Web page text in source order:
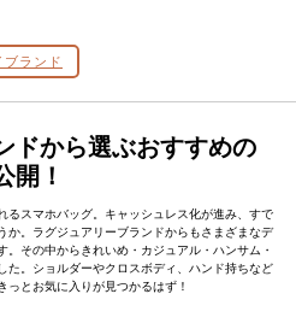
ブランド
ドから選ぶおすすめの
開！
るスマホバッグ。キャッシュレス化が進み、すで
か。ラグジュアリーブランドからもさまざまなデ
その中からきれいめ・カジュアル・ハンサム・
た。ショルダーやクロスボディ、ハンド持ちなど
っとお気に入りが見つかるはず！